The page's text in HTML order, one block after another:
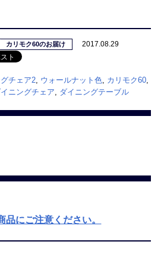
カリモク60のお届け 2017.08.29
チェア2 ウォールナット色 カリモク60
ニングチェア ダイニングテーブル
にご注意ください。